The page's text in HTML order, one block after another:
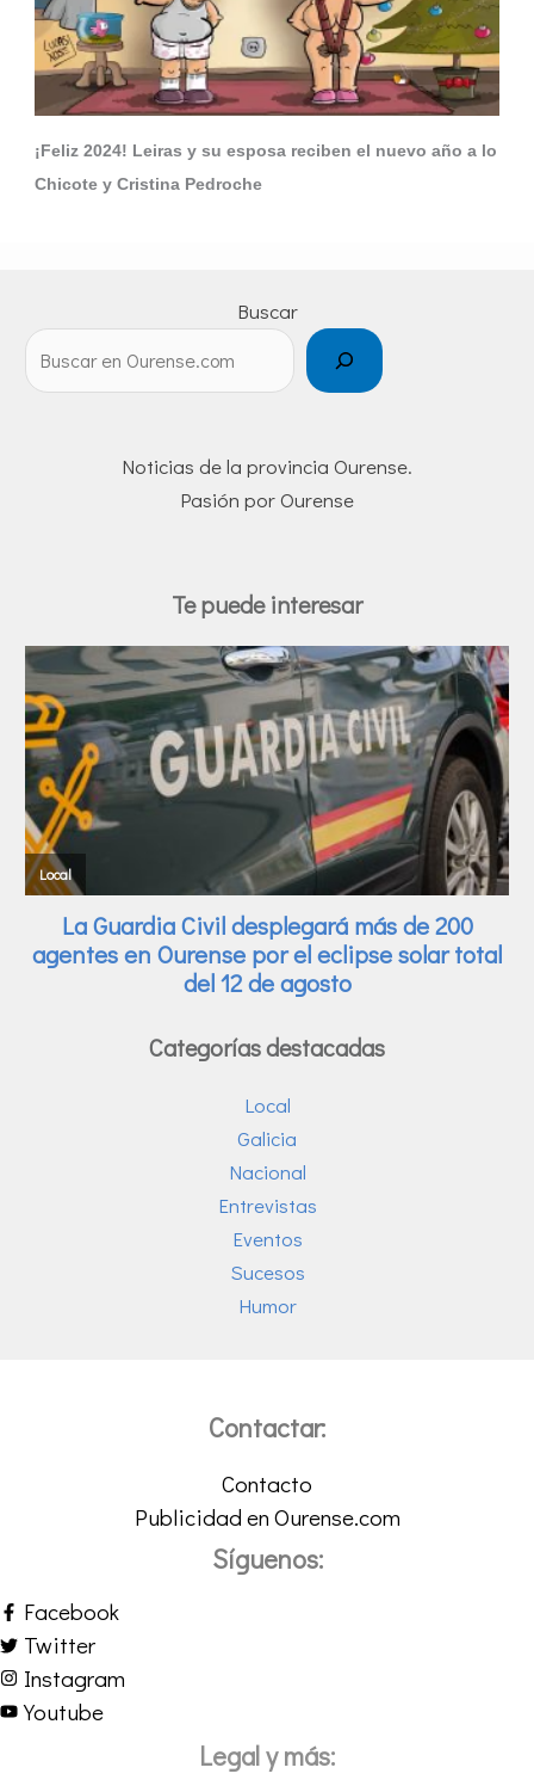
¡Feliz 2024! Leiras y su esposa reciben el nuevo año a lo
Chicote y Cristina Pedroche
Buscar
Noticias de la provincia Ourense.
Pasión por Ourense
Te puede interesar
Categorías destacadas
Local
Galicia
Nacional
Entrevistas
Eventos
Sucesos
Humor
Contactar:
Contacto
Publicidad en Ourense.com
Síguenos:
Facebook
Twitter
Instagram
Youtube
Legal y más: